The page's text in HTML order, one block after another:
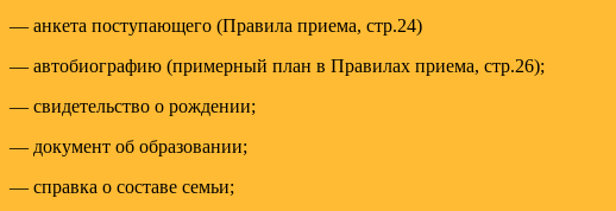
— анкета поступающего (Правила приема, стр.24)
— автобиографию (примерный план в Правилах приема, стр.26);
— свидетельство о рождении;
— документ об образовании;
— справка о составе семьи;